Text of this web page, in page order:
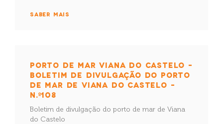
SABER MAIS
PORTO DE MAR VIANA DO CASTELO –
BOLETIM DE DIVULGAÇÃO DO PORTO
DE MAR DE VIANA DO CASTELO –
N.º108
Boletim de divulgação do porto de mar de Viana
do Castelo